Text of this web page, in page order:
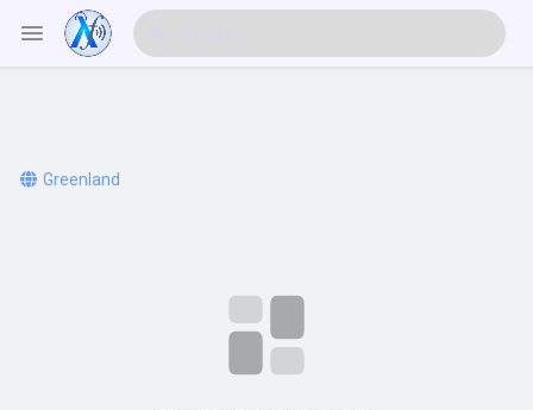
Explorar Artigos & Publicações
Greenland